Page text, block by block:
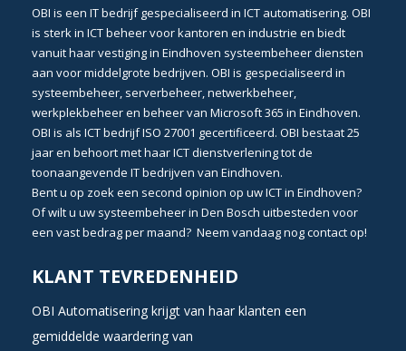
OBI is een IT bedrijfgespecialiseerd in ICT automatisering. OBI
is sterk in ICT beheervoor kantoren en industrie en biedt
vanuit haar vestiging in Eindhoven systeembeheerdiensten
aan voor middelgrote bedrijven. OBI is gespecialiseerd in
systeembeheer serverbeheer netwerkbeheer
werkplekbeheeren beheer van Microsoft 365 in Eindhoven.
OBI is als ICT bedrijf ISO 27001 gecertificeerd. OBI bestaat 25
jaar en behoort met haarICT dienstverleningtot de
toonaangevende IT bedrijven van Eindhoven.
Bent u op zoek een second opinion op uwICT in Eindhoven?
Of wilt u uw systeembeheer in Den Bosch uitbesteden voor
een vast bedrag per maand? Neem vandaag nogcontactop!
KLANT TEVREDENHEID
OBI Automatisering krijgt van haar klanten een
gemiddelde waardering van